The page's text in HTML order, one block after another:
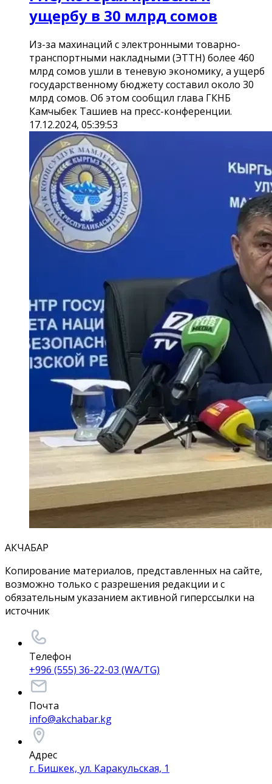
ущербу в 30 млрд сомов
Из-за махинаций с электронными товарно-
транспортными накладными (ЭТТН) более 460
млрд сомов ушли в теневую экономику, а ущерб
государственному бюджету составил около 30
млрд сомов. Об этом сообщил глава ГКНБ
Камчыбек Ташиев на пресс-конференции.
17.12.2024, 05:39:53
АКЧАБАР
Копирование материалов, представленных на сайте,
возможно только с разрешения редакции и с
обязательным указанием активной гиперссылки на
источник
Телефон
+996 (555) 36-22-03 (WA/TG)
Почта
info@akchabar.kg
Адрес
г. Бишкек, ул. Каракульская, 1